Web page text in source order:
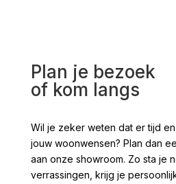
Plan je bezoek
of kom langs
Wil je zeker weten dat er tijd
jouw woonwensen? Plan dan
aan onze showroom. Zo sta je
verrassingen, krijg je